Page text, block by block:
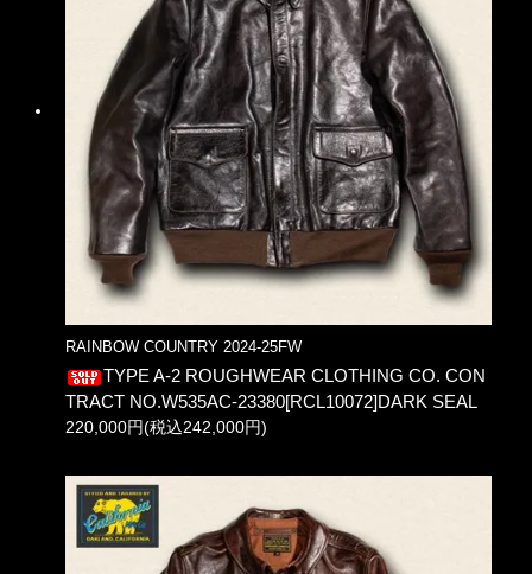
RAINBOW COUNTRY 2024-25FW
TYPE A-2 ROUGHWEAR CLOTHING CO. CON
TRACT NO.W535AC-23380[RCL10072]DARK SEAL
220,000円(税込242,000円)